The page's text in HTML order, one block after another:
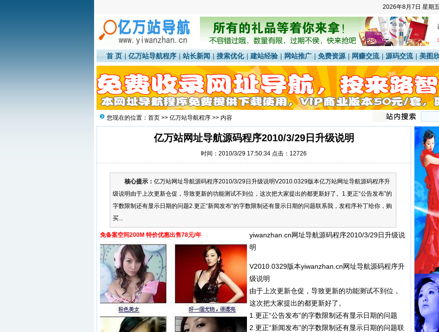
2026年8月7日 星期
首 页 |亿万站导航程序 |站长新闻 |搜索优化 |建站经验 |网站推广 |免费资源 |网赚交流 |源码交流 |美图
您现在的位置： 首页 >> 亿万站导航程序 >> 内容
亿万站网址导航源码程序2010/3/29日升级说明
时间：2010/3/29 17:50:34 点击：12726
核心提示： 亿万站网址导航源码程序2010/3/29日升级说明V2010.0329版本亿万站网址导航源码程序升
级说明由于上次更新仓促，导致更新的功能测试不到位，这次把大家提出的都更新好了。1.更正“公告发布”的
字数限制还有显示日期的问题2.更正“新闻发布”的字数限制还有显示日期的问题联系我，发程序补丁给你，购
买...
免备案空间200M 特价优惠出售78元/年
yiwanzhan.cn网址导航源码程序2010/3/29日升级说
明
V2010.0329版本yiwanzhan.cn网址导航源码程序升
级说明
由于上次更新仓促，导致更新的功能测试不到位，
这次把大家提出的都更新好了。
1.更正“公告发布”的字数限制还有显示日期的问题
2.更正“新闻发布”的字数限制还有显示日期的问题联